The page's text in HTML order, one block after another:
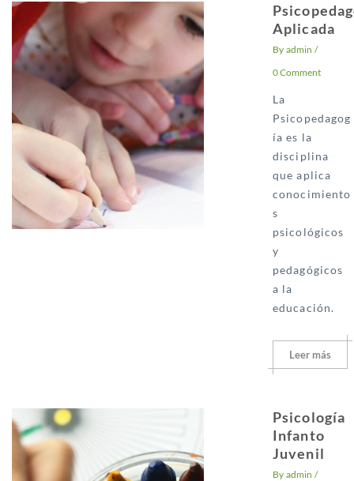
Aplicada
By admin /
0 Comment
La
Psicopedagog
ía es la
disciplina
que aplica
conocimiento
s
psicológicos
y
pedagógicos
a la
educación.
Leer más
Psicología
Infanto
Juvenil
By admin /